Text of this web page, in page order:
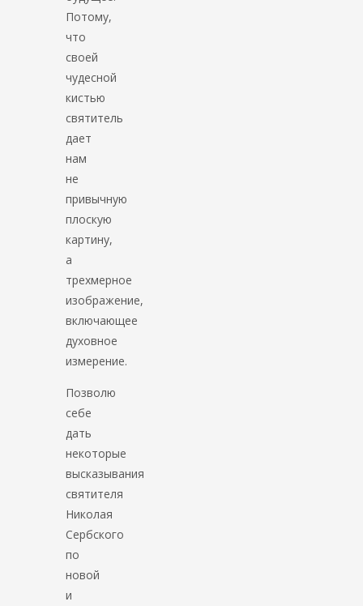
Потому,
что
своей
чудесной
кистью
святитель
дает
нам
не
привычную
плоскую
картину,
а
трехмерное
изображение,
включающее
духовное
измерение.
Позволю
себе
дать
некоторые
высказывания
святителя
Николая
Сербского
по
новой
и